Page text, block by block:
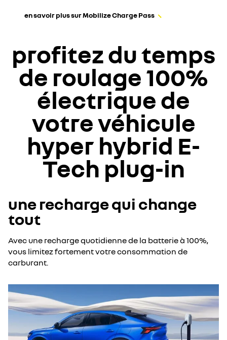
en savoir plus sur Mobilize Charge Pass
profitez du temps
de roulage 100%
électrique de
votre véhicule
hyper hybrid E-
Tech plug-in
une recharge qui change
tout
Avec une recharge quotidienne de la batterie à 100%,
vous limitez fortement votre consommation de
carburant.